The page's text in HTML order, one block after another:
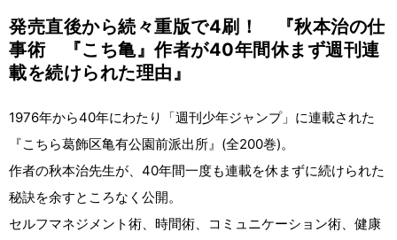
発売直後から続々重版で4刷！ 『秋本治の仕
事術 『こち亀』作者が40年間休まず週刊連
載を続けられた理由』
1976年から40年にわたり「週刊少年ジャンプ」に連載された
『こちら葛飾区亀有公園前派出所』(全200巻)。
作者の秋本治先生が、40年間一度も連載を休まずに続けられた
秘訣を余すところなく公開。
セルフマネジメント術、時間術、コミュニケーション術、健康